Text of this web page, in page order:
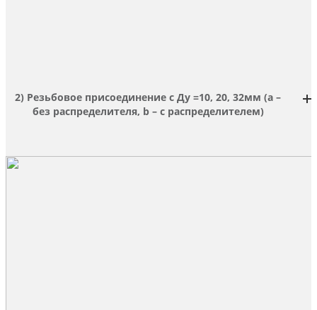
2) Резьбовое присоединение с Ду =10, 20, 32мм (а –
без распределителя, b – с распределителем)